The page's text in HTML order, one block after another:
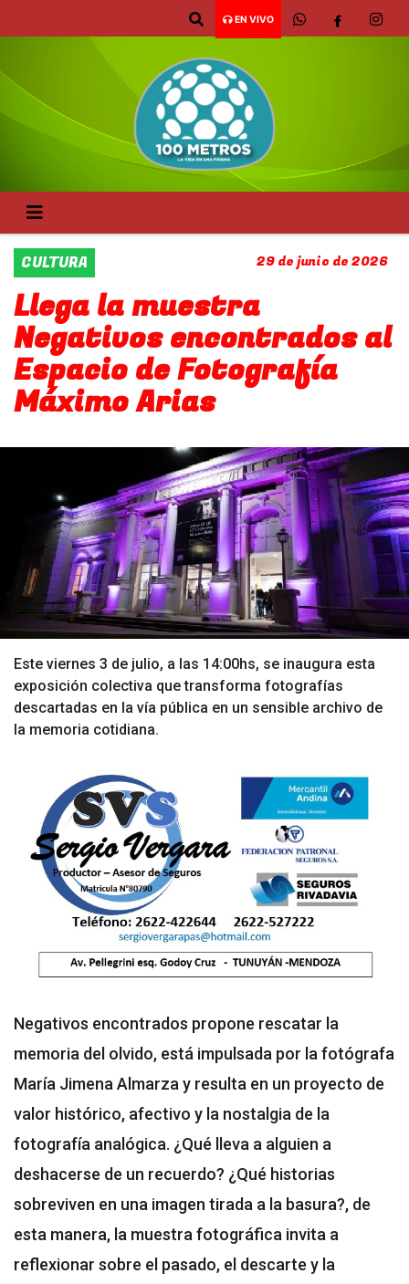
EN VIVO
CULTURA 29 de junio de 2026
Llega la muestra
Negativos encontrados al
Espacio de Fotografía
Máximo Arias
Este viernes 3 de julio, a las 14:00hs, se inaugura esta
exposición colectiva que transforma fotografías
descartadas en la vía pública en un sensible archivo de
la memoria cotidiana.
Negativos encontrados propone rescatar la
memoria del olvido, está impulsada por la fotógrafa
María Jimena Almarza y resulta en un proyecto de
valor histórico, afectivo y la nostalgia de la
fotografía analógica. ¿Qué lleva a alguien a
deshacerse de un recuerdo? ¿Qué historias
sobreviven en una imagen tirada a la basura?, de
esta manera, la muestra fotográfica invita a
reflexionar sobre el pasado, el descarte y la